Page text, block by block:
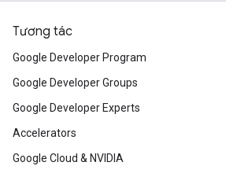
Tương tác
Google Developer Program
Google Developer Groups
Google Developer Experts
Accelerators
Google Cloud & NVIDIA